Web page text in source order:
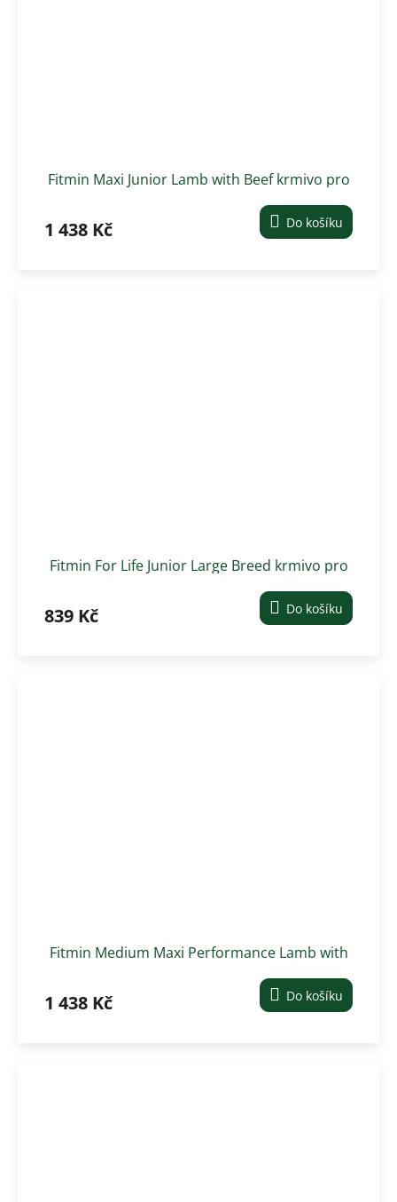
Fitmin Maxi Junior Lamb with Beef krmivo pro
1 438 Kč Do košíku
Fitmin For Life Junior Large Breed krmivo pro
839 Kč Do košíku
Fitmin Medium Maxi Performance Lamb with
1 438 Kč Do košíku